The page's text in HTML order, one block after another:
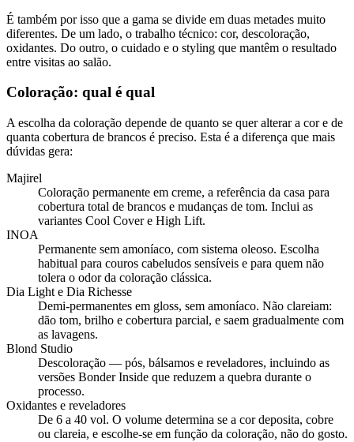
É também por isso que a gama se divide em duas metades muito
diferentes. De um lado, o trabalho técnico: cor, descoloração,
oxidantes. Do outro, o cuidado e o styling que mantêm o resultado
entre visitas ao salão.
Coloração: qual é qual
A escolha da coloração depende de quanto se quer alterar a cor e de
quanta cobertura de brancos é preciso. Esta é a diferença que mais
dúvidas gera:
Majirel
Coloração permanente em creme, a referência da casa para
cobertura total de brancos e mudanças de tom. Inclui as
variantes Cool Cover e High Lift.
INOA
Permanente sem amoníaco, com sistema oleoso. Escolha
habitual para couros cabeludos sensíveis e para quem não
tolera o odor da coloração clássica.
Dia Light e Dia Richesse
Demi-permanentes em gloss, sem amoníaco. Não clareiam:
dão tom, brilho e cobertura parcial, e saem gradualmente com
as lavagens.
Blond Studio
Descoloração — pós, bálsamos e reveladores, incluindo as
versões Bonder Inside que reduzem a quebra durante o
processo.
Oxidantes e reveladores
De 6 a 40 vol. O volume determina se a cor deposita, cobre
ou clareia, e escolhe-se em função da coloração, não do gosto.